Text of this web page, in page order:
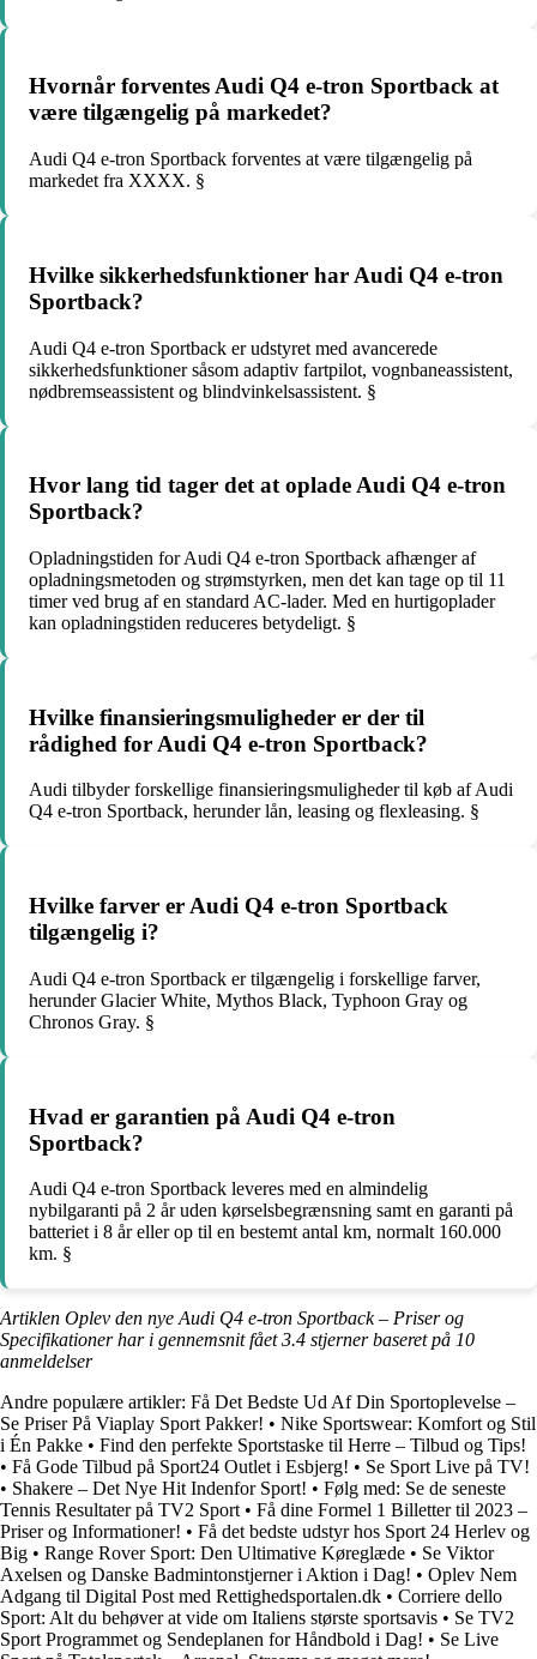
Hvornår forventes Audi Q4 e-tron Sportback at
være tilgængelig på markedet?
Audi Q4 e-tron Sportback forventes at være tilgængelig på
markedet fra XXXX. §
Hvilke sikkerhedsfunktioner har Audi Q4 e-tron
Sportback?
Audi Q4 e-tron Sportback er udstyret med avancerede
sikkerhedsfunktioner såsom adaptiv fartpilot, vognbaneassistent,
nødbremseassistent og blindvinkelsassistent. §
Hvor lang tid tager det at oplade Audi Q4 e-tron
Sportback?
Opladningstiden for Audi Q4 e-tron Sportback afhænger af
opladningsmetoden og strømstyrken, men det kan tage op til 11
timer ved brug af en standard AC-lader. Med en hurtigoplader
kan opladningstiden reduceres betydeligt. §
Hvilke finansieringsmuligheder er der til
rådighed for Audi Q4 e-tron Sportback?
Audi tilbyder forskellige finansieringsmuligheder til køb af Audi
Q4 e-tron Sportback, herunder lån, leasing og flexleasing. §
Hvilke farver er Audi Q4 e-tron Sportback
tilgængelig i?
Audi Q4 e-tron Sportback er tilgængelig i forskellige farver,
herunder Glacier White, Mythos Black, Typhoon Gray og
Chronos Gray. §
Hvad er garantien på Audi Q4 e-tron
Sportback?
Audi Q4 e-tron Sportback leveres med en almindelig
nybilgaranti på 2 år uden kørselsbegrænsning samt en garanti på
batteriet i 8 år eller op til en bestemt antal km, normalt 160.000
km. §
Artiklen Oplev den nye Audi Q4 e-tron Sportback – Priser og
Specifikationer har i gennemsnit fået3.4 stjerner baseret på 10
anmeldelser
Andre populære artikler: Få Det Bedste Ud Af Din Sportoplevelse –
Se Priser På Viaplay Sport Pakker! • Nike Sportswear: Komfort og Stil
i Én Pakke • Find den perfekte Sportstaske til Herre – Tilbud og Tips!
• Få Gode Tilbud på Sport24 Outlet i Esbjerg! • Se Sport Live på TV!
• Shakere – Det Nye Hit Indenfor Sport! • Følg med: Se de seneste
Tennis Resultater på TV2 Sport • Få dine Formel 1 Billetter til 2023 –
Priser og Informationer! • Få det bedste udstyr hos Sport 24 Herlev og
Big • Range Rover Sport: Den Ultimative Køreglæde • Se Viktor
Axelsen og Danske Badmintonstjerner i Aktion i Dag! • Oplev Nem
Adgang til Digital Post med Rettighedsportalen.dk • Corriere dello
Sport: Alt du behøver at vide om Italiens største sportsavis • Se TV2
Sport Programmet og Sendeplanen for Håndbold i Dag! • Se Live